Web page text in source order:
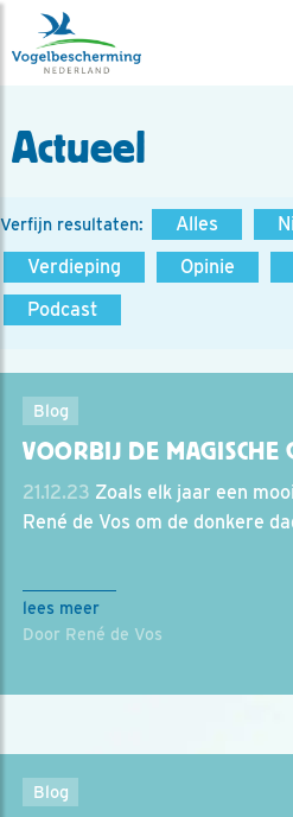
Actueel
Verfijn resultaten: Alles
Verdieping
Opinie
Podcast
Blog
VOORBIJ DE MAGISCHE
21.12.23 Zoals elk jaar een
René de Vos om de donkere
lees meer
Door René de Vos
Blog